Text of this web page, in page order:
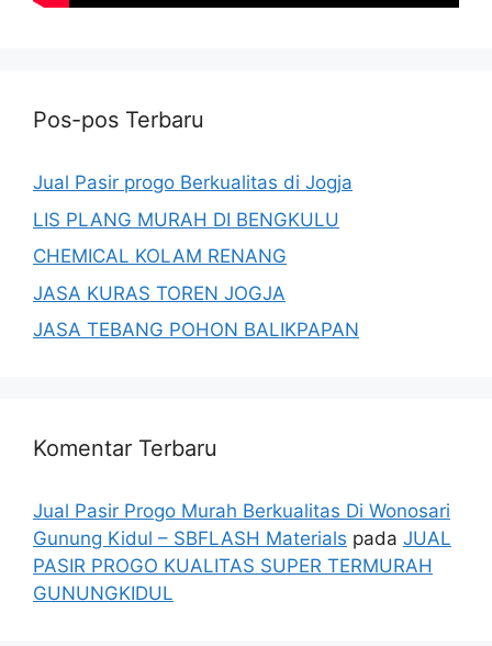
Pos-pos Terbaru
Jual Pasir progo Berkualitas di Jogja
LIS PLANG MURAH DI BENGKULU
CHEMICAL KOLAM RENANG
JASA KURAS TOREN JOGJA
JASA TEBANG POHON BALIKPAPAN
Komentar Terbaru
Jual Pasir Progo Murah Berkualitas Di Wonosari
Gunung Kidul – SBFLASH Materials pada JUAL
PASIR PROGO KUALITAS SUPER TERMURAH
GUNUNGKIDUL